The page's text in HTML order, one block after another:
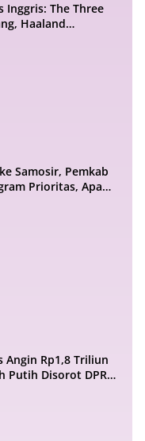
Inggris: The Three
Haaland
Samosir, Pemkab
Prioritas, Apa
Angin Rp1,8 Triliun
Putih Disorot DPR